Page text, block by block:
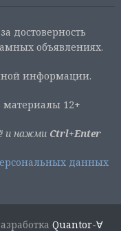
достоверность
объявлениях.
информации.
материалы 12+
и нажми Ctrl+Enter
данных
Quantor-∀